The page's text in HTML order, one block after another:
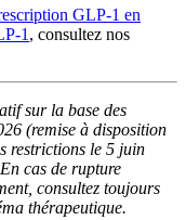
GLP-1 en
1 , consultez nos
sur la base des
(remise à disposition
restrictions le 5 juin
cas de rupture
consultez toujours
thérapeutique.